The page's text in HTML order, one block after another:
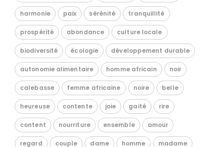
harmonie paix sérénité tranquillité
prospérité abondance culture locale
biodiversité écologie développement durable
autonomie alimentaire homme africain noir
calebasse femme africaine noire belle
heureuse contente joie gaité rire
content nourriture ensemble amour
regard couple dame homme madame